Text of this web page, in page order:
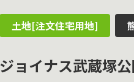
土地[注文住宅用地]
ジョイナス武蔵塚公